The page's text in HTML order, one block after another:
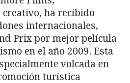
creativo, ha recibido
internacionales,
Prix por mejor película
en el año 2009. Esta
volcada en
turística